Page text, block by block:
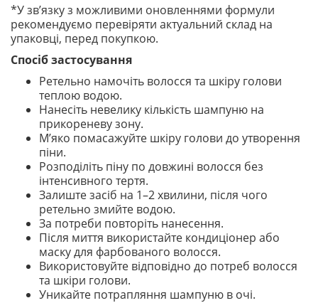
*У зв’язку з можливими оновленнями формули
рекомендуємо перевіряти актуальний склад на
упаковці, перед покупкою.
Спосіб застосування
Ретельно намочіть волосся та шкіру голови
теплою водою.
Нанесіть невелику кількість шампуню на
прикореневу зону.
М’яко помасажуйте шкіру голови до утворення
піни.
Розподіліть піну по довжині волосся без
інтенсивного тертя.
Залиште засіб на 1–2 хвилини, після чого
ретельно змийте водою.
За потреби повторіть нанесення.
Після миття використайте кондиціонер або
маску для фарбованого волосся.
Використовуйте відповідно до потреб волосся
та шкіри голови.
Уникайте потрапляння шампуню в очі.